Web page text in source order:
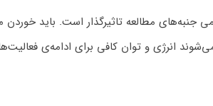
جنبه‌های مطالعه تاثیرگذار است. باید
انرژی و توان کافی برای ادامه‌ی